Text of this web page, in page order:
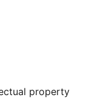
property